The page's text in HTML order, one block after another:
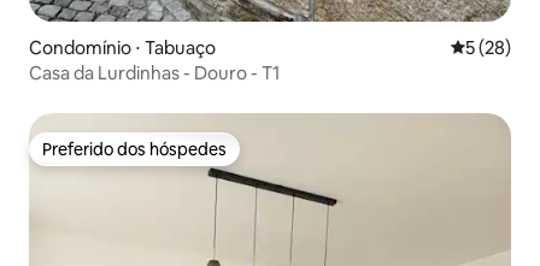
Condomínio ⋅ Tabuaço 5 de uma
5 (28)
Casa da Lurdinhas - Douro - T1
Preferido dos hóspedes
Preferido dos hóspedes